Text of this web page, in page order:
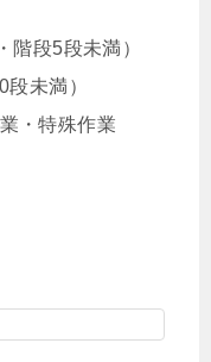
階段5段未満）
未満）
・特殊作業